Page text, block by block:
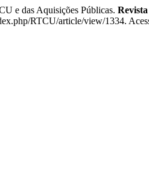
e das Aquisições Públicas.
RTCU/article/view/1334.